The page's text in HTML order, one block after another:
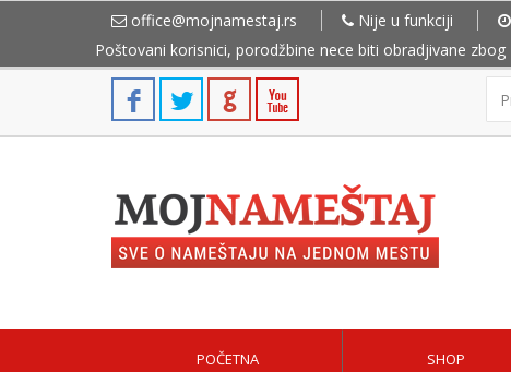
office@mojnamestaj.rs Nije u funkciji
Poštovani korisnici, porodžbine nece biti obradjivane
POČETNA SHOP